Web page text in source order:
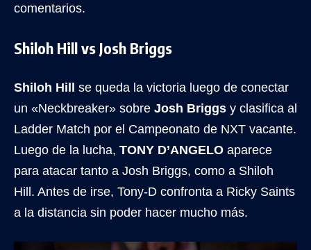
comentarios.
Shiloh Hill vs Josh Briggs
Shiloh Hill se queda la victoria luego de conectar
un «Neckbreaker» sobre Josh Briggs y clasifica al
Ladder Match por el Campeonato de NXT vacante.
Luego de la lucha, TONY D’ANGELO aparece
para atacar tanto a Josh Briggs, como a Shiloh
Hill. Antes de irse, Tony-D confronta a Ricky Saints
a la distancia sin poder hacer mucho más.